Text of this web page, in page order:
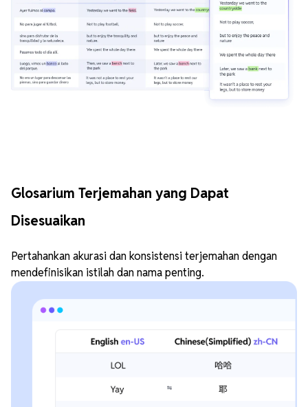
Glosarium Terjemahan yang Dapat
Disesuaikan
Pertahankan akurasi dan konsistensi terjemahan dengan
mendefinisikan istilah dan nama penting.